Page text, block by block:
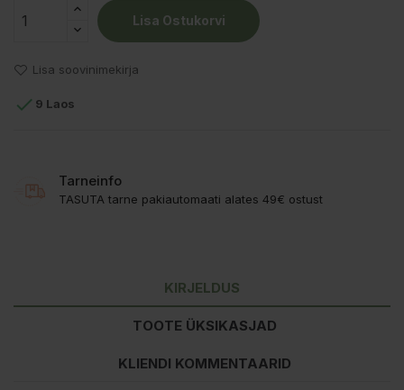
Lisa Ostukorvi
Lisa soovinimekirja
 9 Laos
Tarneinfo
TASUTA tarne pakiautomaati alates 49€ ostust
KIRJELDUS
TOOTE ÜKSIKASJAD
KLIENDI KOMMENTAARID